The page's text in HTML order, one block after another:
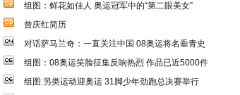
组图：鲜花如佳人 奥运冠军中的“第二眼美女”
曾庆红简历
对话萨马兰奇：一直关注中国 08奥运将名垂青史
组图：08奥运笑脸征集反响热烈 作品已近5000件
组图:另类运动迎奥运 31脚少年劲跑总决赛举行